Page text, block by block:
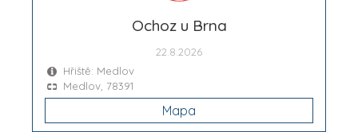
Ochoz u Brna
22.8.2026
Hřiště: Medlov
Medlov, 78391
Mapa